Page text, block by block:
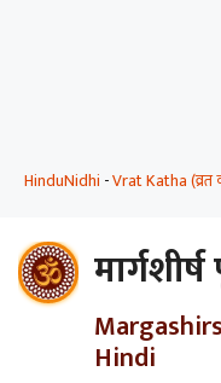
HinduNidhi -Vrat Katha (व्रत
Hindi